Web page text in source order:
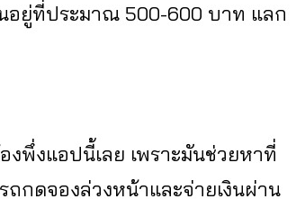
นอยู่ที่ประมาณ 500-600 บาท แลก
พึ่งแอปนี้เลย เพราะมันช่วยหาที่
ถกดจองล่วงหน้าและจ่ายเงินผ่าน